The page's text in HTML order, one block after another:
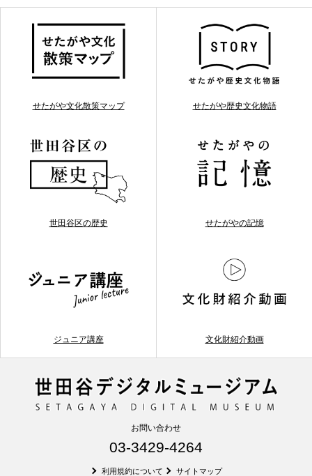
せたがや文化散策マップ せたがや歴史文化物語
世田谷区の歴史 せたがやの記憶
ジュニア講座 文化財紹介動画
お問い合わせ
03-3429-4264
利用規約について サイトマップ